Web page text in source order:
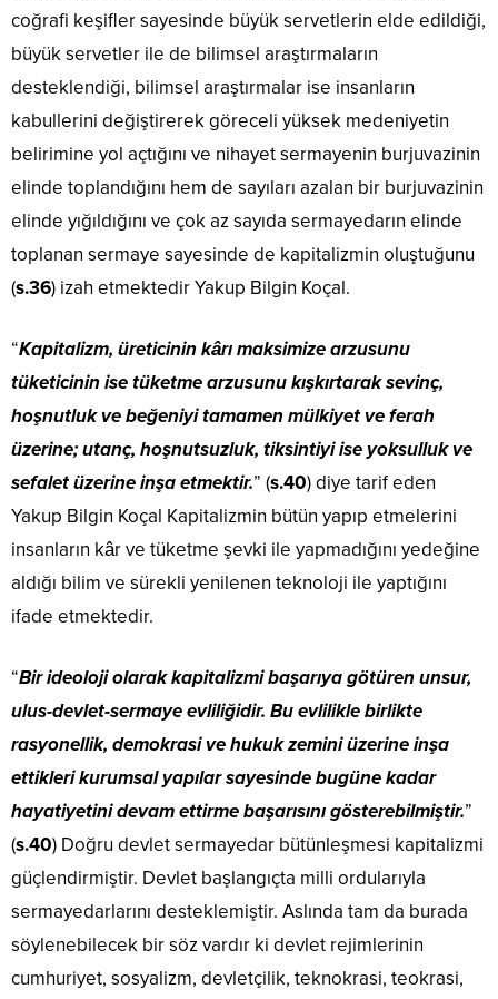
coğrafi keşifler sayesinde büyük servetlerin elde edildiği,
büyük servetler ile de bilimsel araştırmaların
desteklendiği, bilimsel araştırmalar ise insanların
kabullerini değiştirerek göreceli yüksek medeniyetin
belirimine yol açtığını ve nihayet sermayenin burjuvazinin
elinde toplandığını hem de sayıları azalan bir burjuvazinin
elinde yığıldığını ve çok az sayıda sermayedarın elinde
toplanan sermaye sayesinde de kapitalizmin oluştuğunu
(s.36) izah etmektedir Yakup Bilgin Koçal.
“Kapitalizm, üreticinin kârı maksimize arzusunu
tüketicinin ise tüketme arzusunu kışkırtarak sevinç,
hoşnutluk ve beğeniyi tamamen mülkiyet ve ferah
üzerine; utanç, hoşnutsuzluk, tiksintiyi ise yoksulluk ve
sefalet üzerine inşa etmektir.” (s.40) diye tarif eden
Yakup Bilgin Koçal Kapitalizmin bütün yapıp etmelerini
insanların kâr ve tüketme şevki ile yapmadığını yedeğine
aldığı bilim ve sürekli yenilenen teknoloji ile yaptığını
ifade etmektedir.
“Bir ideoloji olarak kapitalizmi başarıya götüren unsur,
ulus-devlet-sermaye evliliğidir. Bu evlilikle birlikte
rasyonellik, demokrasi ve hukuk zemini üzerine inşa
ettikleri kurumsal yapılar sayesinde bugüne kadar
hayatiyetini devam ettirme başarısını gösterebilmiştir.”
(s.40) Doğru devlet sermayedar bütünleşmesi kapitalizmi
güçlendirmiştir. Devlet başlangıçta milli ordularıyla
sermayedarlarını desteklemiştir. Aslında tam da burada
söylenebilecek bir söz vardır ki devlet rejimlerinin
cumhuriyet, sosyalizm, devletçilik, teknokrasi, teokrasi,